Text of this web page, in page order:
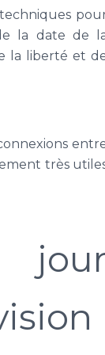
la date de
la liberté et
très